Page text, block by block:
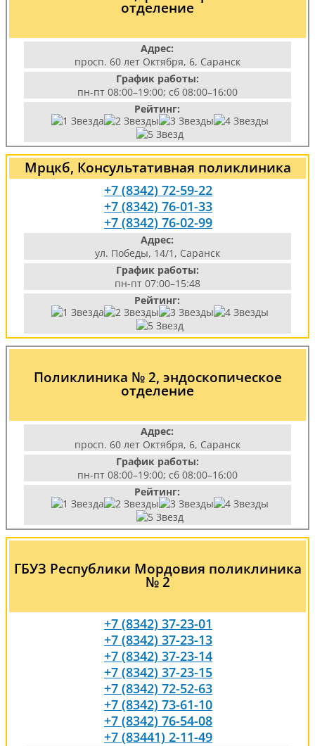
отделение
Адрес:
просп. 60 лет Октября, 6, Саранск
График работы:
пн-пт 08:00–19:00; сб 08:00–16:00
Рейтинг:
Мрцкб, Консультативная поликлиника
+7 (8342) 72-59-22
+7 (8342) 76-01-33
+7 (8342) 76-02-99
Адрес:
ул. Победы, 14/1, Саранск
График работы:
пн-пт 07:00–15:48
Рейтинг:
Поликлиника № 2, эндоскопическое
отделение
Адрес:
просп. 60 лет Октября, 6, Саранск
График работы:
пн-пт 08:00–19:00; сб 08:00–16:00
Рейтинг:
ГБУЗ Республики Мордовия поликлиника
№ 2
+7 (8342) 37-23-01
+7 (8342) 37-23-13
+7 (8342) 37-23-14
+7 (8342) 37-23-15
+7 (8342) 72-52-63
+7 (8342) 73-61-10
+7 (8342) 76-54-08
+7 (83441) 2-11-49